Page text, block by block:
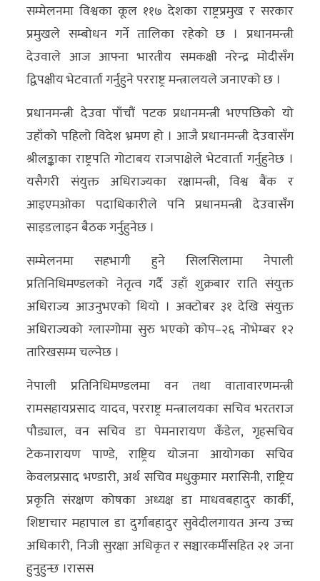
राशिफल
फोटो
ग्यालरी
भिडियो
सम्मेलनमा विश्वका कूल ११७ देशका राष्ट्रप्रमुख र सरकार
प्रमुखले सम्बोधन गर्ने तालिका रहेको छ । प्रधानमन्त्री
देउवाले आज आफ्ना भारतीय समकक्षी नरेन्द्र मोदीसँग
द्विपक्षीय भेटवार्ता गर्नुहुने परराष्ट्र मन्त्रालयले जनाएको छ ।
प्रधानमन्त्री देउवा पाँचौं पटक प्रधानमन्त्री भएपछिको यो
उहाँको पहिलो विदेश भ्रमण हो । आजै प्रधानमन्त्री देउवासँग
श्रीलङ्काका राष्ट्रपति गोटाबय राजपाक्षेले भेटवार्ता गर्नुहुनेछ ।
यसैगरी संयुक्त अधिराज्यका रक्षामन्त्री, विश्व बैंक र
आइएमओका पदाधिकारीले पनि प्रधानमन्त्री देउवासँग
साइडलाइन बैठक गर्नुहुनेछ ।
सम्मेलनमा सहभागी हुने सिलसिलामा नेपाली
प्रतिनिधिमण्डलको नेतृत्व गर्दै उहाँ शुक्रबार राति संयुक्त
अधिराज्य आउनुभएको थियो । अक्टोबर ३१ देखि संयुक्त
अधिराज्यको ग्लास्गोमा सुरु भएको कोप–२६ नोभेम्बर १२
तारिखसम्म चल्नेछ ।
नेपाली प्रतिनिधिमण्डलमा वन तथा वातावारणमन्त्री
रामसहायप्रसाद यादव, परराष्ट्र मन्त्रालयका सचिव भरतराज
पौड्याल, वन सचिव डा पेमनारायण कँडेल, गृहसचिव
टेकनारायण पाण्डे, राष्ट्रिय योजना आयोगका सचिव
केवलप्रसाद भण्डारी, अर्थ सचिव मधुकुमार मरासिनी, राष्ट्रिय
प्रकृति संरक्षण कोषका अध्यक्ष डा माधवबहादुर कार्की,
शिष्टाचार महापाल डा दुर्गाबहादुर सुवेदीलगायत अन्य उच्च
अधिकारी, निजी सुरक्षा अधिकृत र सञ्चारकर्मीसहित २१ जना
हुनुहुन्छ ।रासस